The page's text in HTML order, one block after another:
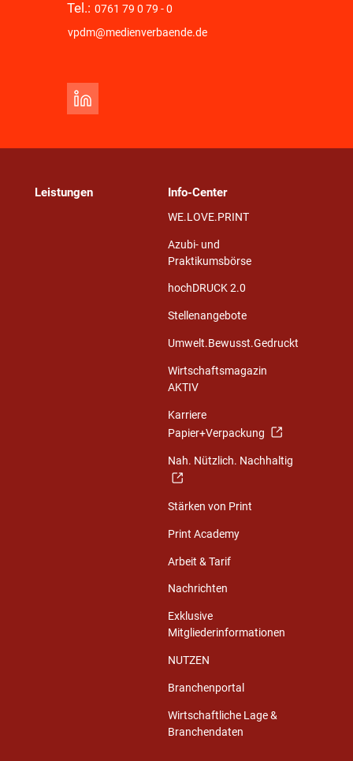
Tel.: 0761 79 0 79 - 0
vpdm@medienverbaende.de
Leistungen Info-Center
WE.LOVE.PRINT
Azubi- und
Praktikumsbörse
hochDRUCK 2.0
Stellenangebote
Umwelt.Bewusst.Gedruckt
Wirtschaftsmagazin
AKTIV
Karriere
Papier+Verpackung
Nah. Nützlich. Nachhaltig
Stärken von Print
Print Academy
Arbeit & Tarif
Nachrichten
Exklusive
Mitgliederinformationen
NUTZEN
Branchenportal
Wirtschaftliche Lage &
Branchendaten